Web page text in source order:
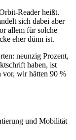
Reader heißt.
sich dabei aber
allem für solche
eher dünn ist.
neunzig Prozent,
haben, ist
vor, wir hätten 90 %
und Mobilität